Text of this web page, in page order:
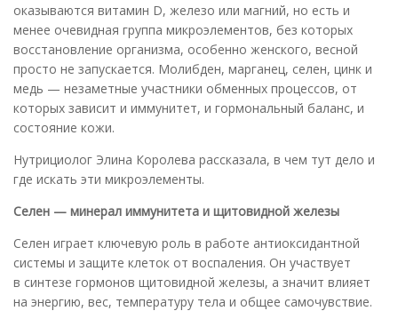
оказываются витамин D, железо или магний, но есть и
менее очевидная группа микроэлементов, без которых
восстановление организма, особенно женского, весной
просто не запускается. Молибден, марганец, селен, цинк и
медь — незаметные участники обменных процессов, от
которых зависит и иммунитет, и гормональный баланс, и
состояние кожи.
Нутрициолог Элина Королева рассказала, в чем тут дело и
где искать эти микроэлементы.
Селен — минерал иммунитета и щитовидной железы
Селен играет ключевую роль в работе антиоксидантной
системы и защите клеток от воспаления. Он участвует
в синтезе гормонов щитовидной железы, а значит влияет
на энергию, вес, температуру тела и общее самочувствие.